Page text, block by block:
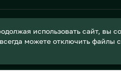
использовать сайт, вы
можете отключить файлы